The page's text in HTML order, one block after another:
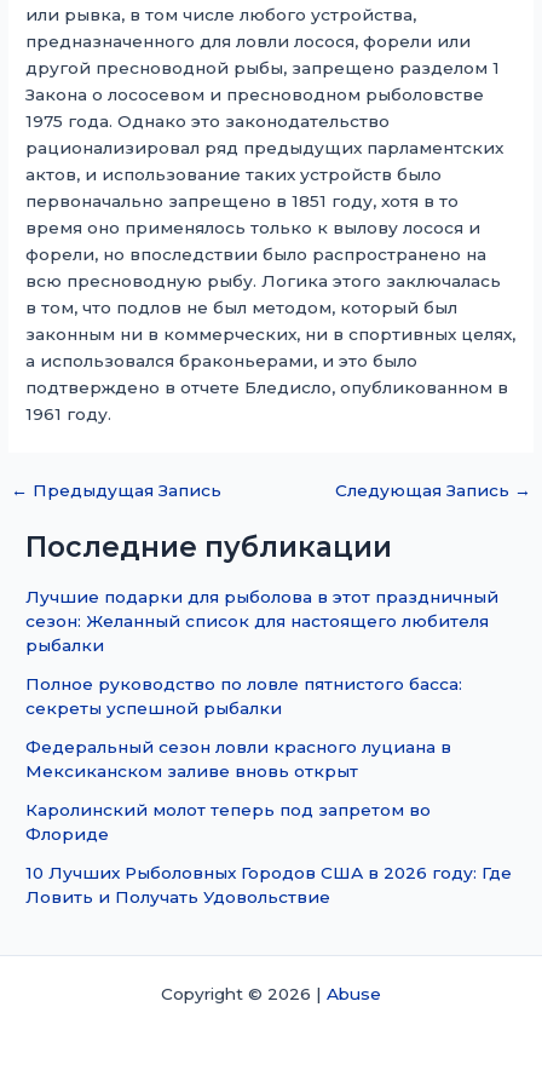
или рывка, в том числе любого устройства,
предназначенного для ловли лосося, форели или
другой пресноводной рыбы, запрещено разделом 1
Закона о лососевом и пресноводном рыболовстве
1975 года. Однако это законодательство
рационализировал ряд предыдущих парламентских
актов, и использование таких устройств было
первоначально запрещено в 1851 году, хотя в то
время оно применялось только к вылову лосося и
форели, но впоследствии было распространено на
всю пресноводную рыбу. Логика этого заключалась
в том, что подлов не был методом, который был
законным ни в коммерческих, ни в спортивных целях,
а использовался браконьерами, и это было
подтверждено в отчете Бледисло, опубликованном в
1961 году.
← Предыдущая Запись Следующая Запись →
Последние публикации
Лучшие подарки для рыболова в этот праздничный
сезон: Желанный список для настоящего любителя
рыбалки
Полное руководство по ловле пятнистого басса:
секреты успешной рыбалки
Федеральный сезон ловли красного луциана в
Мексиканском заливе вновь открыт
Каролинский молот теперь под запретом во
Флориде
10 Лучших Рыболовных Городов США в 2026 году: Где
Ловить и Получать Удовольствие
Copyright © 2026 | Abuse